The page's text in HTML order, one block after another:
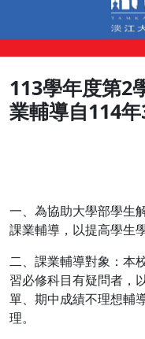
113學年度第2
業輔導自114
一、為協助大學部學生
課業輔導，以提高學生
二、課業輔導對象：本
習必修科目有疑問者，
單、期中成績不理想輔
理。